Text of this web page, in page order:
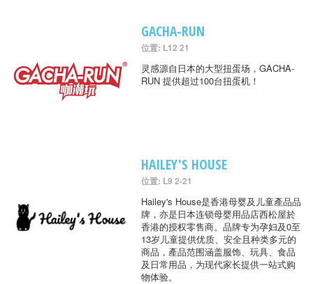
GACHA-RUN
位置: L12 21
灵感源自日本的大型扭蛋场，GACHA-
RUN 提供超过100台扭蛋机！
HAILEY'S HOUSE
位置: L9 2-21
Hailey's House是香港母婴及儿童產品品
牌，亦是日本连锁母婴用品店西松屋於
香港的授权零售商。品牌专为孕妇及0至
13岁儿童提供优质、安全且种类多元的
商品，產品范围涵盖服饰、玩具、食品
及日常用品，为现代家长提供一站式购
物体验。